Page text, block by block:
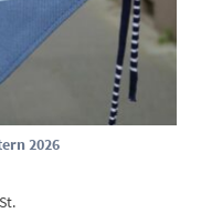
2026